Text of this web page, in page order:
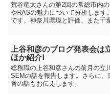
荒谷竜太さんの第2回の常総市内
やRASの魅力について分析します
です。神奈川環境と評価、また千
上谷和彦のブログ発表会
ほか紹介!
総務職の上谷和彦さんの前月の立
SEMの話を報告します。さらに
営の話もお伝えします。